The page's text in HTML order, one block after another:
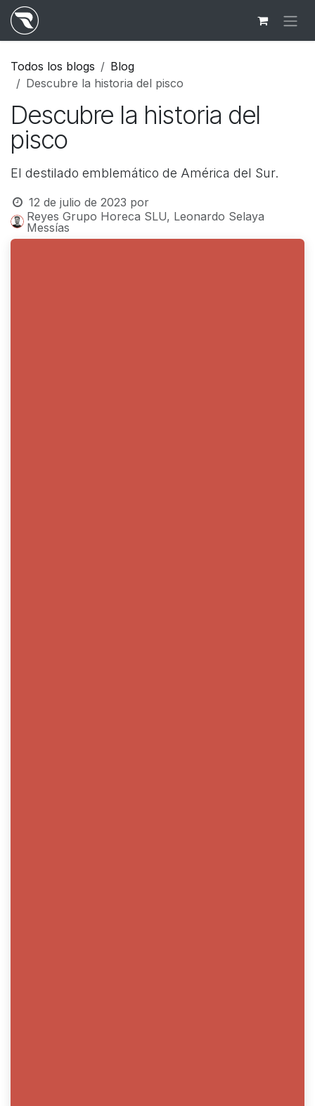
Ir al contenido
Todos los blogs
Blog
Descubre la historia del pisco
Descubre la historia del
pisco
El destilado emblemático de América del Sur.
12 de julio de 2023 por
Reyes Grupo Horeca SLU, Leonardo Selaya
Messías